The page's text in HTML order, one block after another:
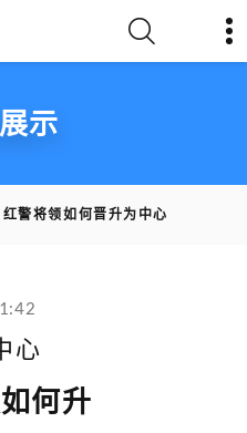
示
红警将领如何晋升为中心
心
何升